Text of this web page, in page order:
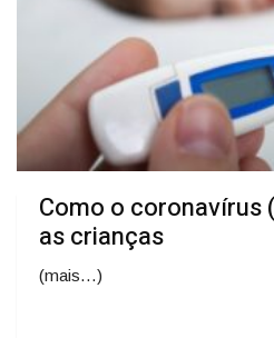
Como o coronavírus
as crianças
(mais…)